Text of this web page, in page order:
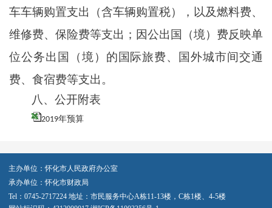
车车辆购置支出（含车辆购置税），以及燃料费、
维修费、保险费等支出；因公出国（境）费反映单
位公务出国（境）的国际旅费、国外城市间交通
费、食宿费等支出。
八、公开附表
2019年预算
主办单位：怀化市人民政府办公室
承办单位：怀化市财政局
Tel：0745-2717224 地址：市民服务中心A栋11-13楼，C栋1楼、4-5楼